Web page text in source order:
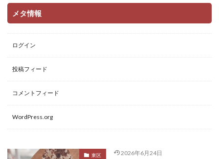
メタ情報
ログイン
投稿フィード
コメントフィード
WordPress.org
東区 2026年6月24日